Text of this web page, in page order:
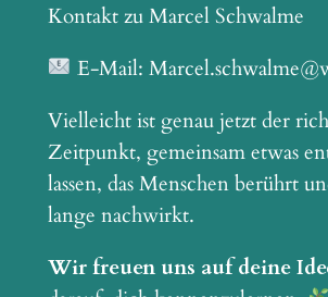
Kontakt zu Marcel Schwalme
E-Mail:
Vielleicht ist genau jetzt der
Zeitpunkt, gemeinsam etwas
lassen, das Menschen berührt
lange nachwirkt.
Wir freuen uns auf deine